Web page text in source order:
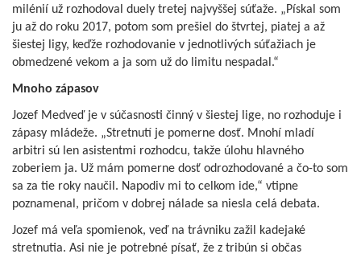
milénií už rozhodoval duely tretej najvyššej súťaže. „Pískal som
ju až do roku 2017, potom som prešiel do štvrtej, piatej a až
šiestej ligy, keďže rozhodovanie v jednotlivých súťažiach je
obmedzené vekom a ja som už do limitu nespadal.“
Mnoho zápasov
Jozef Medveď je v súčasnosti činný v šiestej lige, no rozhoduje i
zápasy mládeže. „Stretnutí je pomerne dosť. Mnohí mladí
arbitri sú len asistentmi rozhodcu, takže úlohu hlavného
zoberiem ja. Už mám pomerne dosť odrozhodované a čo-to som
sa za tie roky naučil. Napodiv mi to celkom ide,“ vtipne
poznamenal, pričom v dobrej nálade sa niesla celá debata.
Jozef má veľa spomienok, veď na trávniku zažil kadejaké
stretnutia. Asi nie je potrebné písať, že z tribún si občas